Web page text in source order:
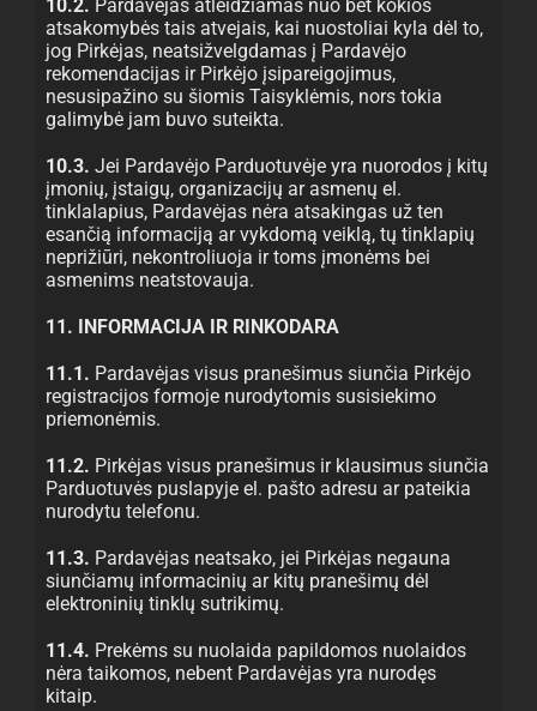
10.2. Pardavėjas atleidžiamas nuo bet kokios
atsakomybės tais atvejais, kai nuostoliai kyla dėl to,
jog Pirkėjas, neatsižvelgdamas į Pardavėjo
rekomendacijas ir Pirkėjo įsipareigojimus,
nesusipažino su šiomis Taisyklėmis, nors tokia
galimybė jam buvo suteikta.
10.3. Jei Pardavėjo Parduotuvėje yra nuorodos į kitų
įmonių, įstaigų, organizacijų ar asmenų el.
tinklalapius, Pardavėjas nėra atsakingas už ten
esančią informaciją ar vykdomą veiklą, tų tinklapių
neprižiūri, nekontroliuoja ir toms įmonėms bei
asmenims neatstovauja.
11. INFORMACIJA IR RINKODARA
11.1. Pardavėjas visus pranešimus siunčia Pirkėjo
registracijos formoje nurodytomis susisiekimo
priemonėmis.
11.2. Pirkėjas visus pranešimus ir klausimus siunčia
Parduotuvės puslapyje el. pašto adresu ar pateikia
nurodytu telefonu.
11.3. Pardavėjas neatsako, jei Pirkėjas negauna
siunčiamų informacinių ar kitų pranešimų dėl
elektroninių tinklų sutrikimų.
11.4. Prekėms su nuolaida papildomos nuolaidos
nėra taikomos, nebent Pardavėjas yra nurodęs
kitaip.